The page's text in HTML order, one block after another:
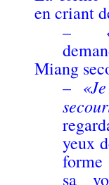
en criant
–
Miang
–
yeux
forme
sa